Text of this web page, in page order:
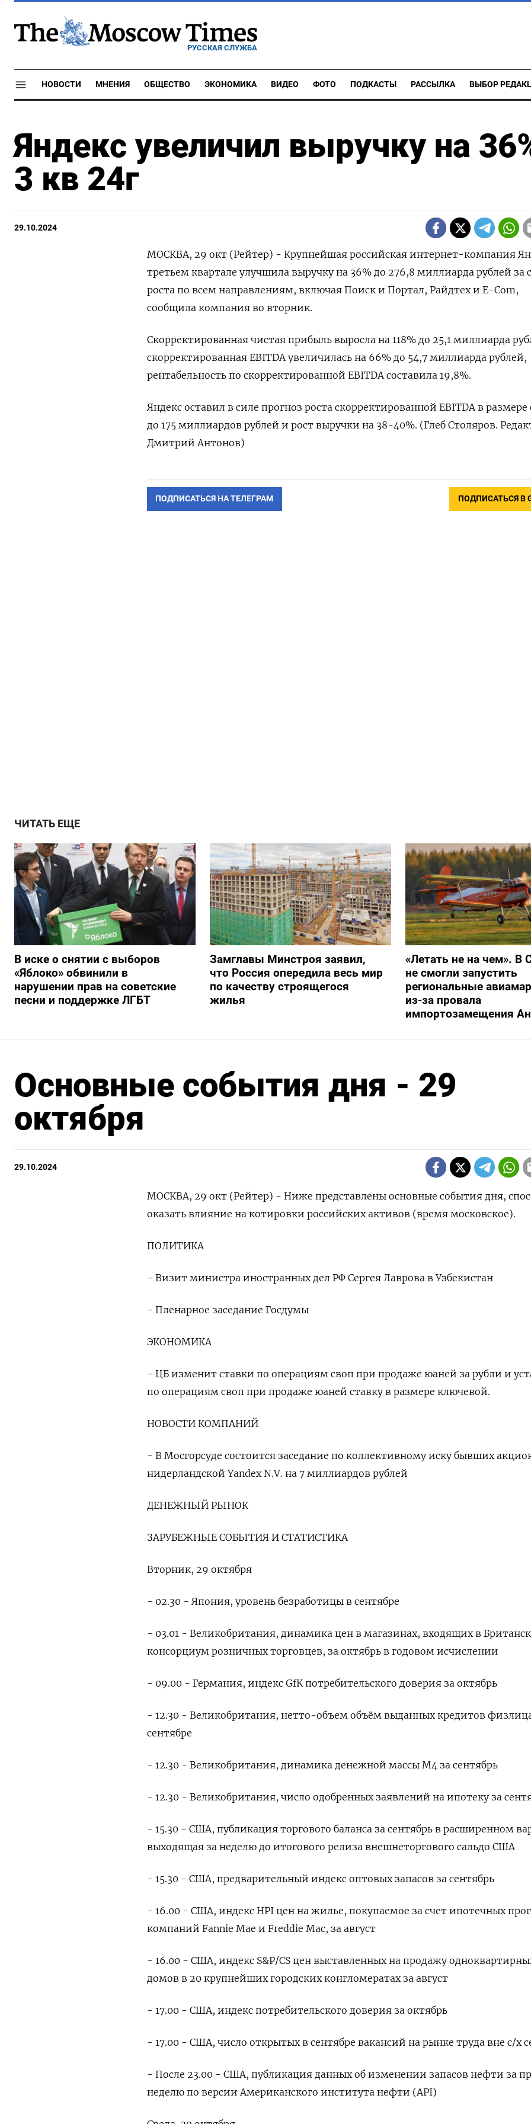
РУССКАЯ СЛУЖБА
НОВОСТИ МНЕНИЯ ОБЩЕСТВО ЭКОНОМИКА ВИДЕО ФОТО ПОДКАСТЫ РАССЫЛКА ВЫБОР
Яндекс увеличил выручку на
3 кв 24г
29.10.2024
МОСКВА, 29 окт (Рейтер) - Крупнейшая российская интернет-компания
третьем квартале улучшила выручку на 36% до 276,8 миллиарда рублей за
роста по всем направлениям, включая Поиск и Портал, Райдтех и E-Com,
сообщила компания во вторник.
Скорректированная чистая прибыль выросла на 118% до 25,1 миллиарда
скорректированная EBITDA увеличилась на 66% до 54,7 миллиарда рублей,
рентабельность по скорректированной EBITDA составила 19,8%.
Яндекс оставил в силе прогноз роста скорректированной EBITDA в размере
до 175 миллиардов рублей и рост выручки на 38-40%. (Глеб Столяров.
Дмитрий Антонов)
ПОДПИСАТЬСЯ НА ТЕЛЕГРАМ ПОДПИСАТЬСЯ В
ЧИТАТЬ ЕЩЕ
В иске о снятии с выборов
«Яблоко» обвинили в
нарушении прав на советские
песни и поддержке ЛГБТ
Замглавы Минстроя заявил,
что Россия опередила весь мир
по качеству строящегося
жилья
«Летать не на чем». В
не смогли запустить
региональные
из-за провала
импортозамещения
Основные события дня - 29
октября
29.10.2024
МОСКВА, 29 окт (Рейтер) - Ниже представлены основные события дня,
оказать влияние на котировки российских активов (время московское).
ПОЛИТИКА
- Визит министра иностранных дел РФ Сергея Лаврова в Узбекистан
- Пленарное заседание Госдумы
ЭКОНОМИКА
- ЦБ изменит ставки по операциям своп при продаже юаней за рубли и
по операциям своп при продаже юаней ставку в размере ключевой.
НОВОСТИ КОМПАНИЙ
- В Мосгорсуде состоится заседание по коллективному иску бывших
нидерландской Yandex N.V. на 7 миллиардов рублей
ДЕНЕЖНЫЙ РЫНОК
ЗАРУБЕЖНЫЕ СОБЫТИЯ И СТАТИСТИКА
Вторник, 29 октября
- 02.30 - Япония, уровень безработицы в сентябре
- 03.01 - Великобритания, динамика цен в магазинах, входящих в
консорциум розничных торговцев, за октябрь в годовом исчислении
- 09.00 - Германия, индекс GfK потребительского доверия за октябрь
- 12.30 - Великобритания, нетто-объем объём выданных кредитов
сентябре
- 12.30 - Великобритания, динамика денежной массы М4 за сентябрь
- 12.30 - Великобритания, число одобренных заявлений на ипотеку за
- 15.30 - США, публикация торгового баланса за сентябрь в расширенном
выходящая за неделю до итогового релиза внешнеторгового сальдо США
- 15.30 - США, предварительный индекс оптовых запасов за сентябрь
- 16.00 - США, индекс HPI цен на жилье, покупаемое за счет ипотечных
компаний Fannie Mae и Freddie Mac, за август
- 16.00 - США, индекс S&P/CS цен выставленных на продажу
домов в 20 крупнейших городских конгломератах за август
- 17.00 - США, индекс потребительского доверия за октябрь
- 17.00 - США, число открытых в сентябре вакансий на рынке труда вне с/х
- После 23.00 - США, публикация данных об изменении запасов нефти за
неделю по версии Американского института нефти (API)